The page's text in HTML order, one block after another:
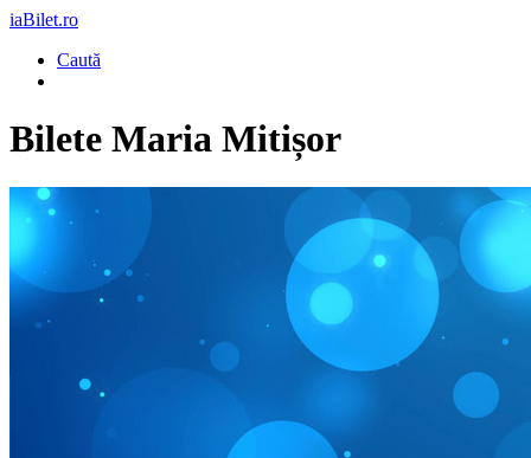
iaBilet.ro
Caută
Bilete Maria Mitișor